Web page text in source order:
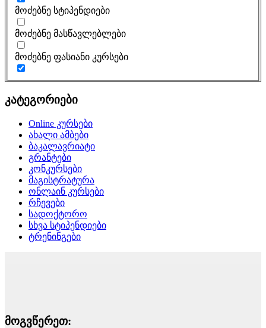
მოძებნე სტიპენდიები
მოძებნე მასწავლებლები
მოძებნე ფასიანი კურსები
კატეგორიები
Online კურსები
ახალი ამბები
ბაკალავრიატი
გრანტები
კონკურსები
მაგისტრატურა
ონლაინ კურსები
რჩევები
სადოქტორო
სხვა სტიპენდიები
ტრენინგები
მოგვწერეთ: